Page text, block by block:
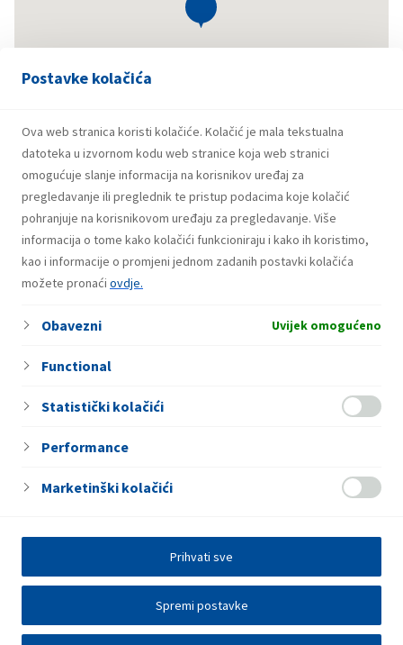
Postavke kolačića
Ova web stranica koristi kolačiće. Kolačić je mala tekstualna
datoteka u izvornom kodu web stranice koja web stranici
omogućuje slanje informacija na korisnikov uređaj za
pregledavanje ili preglednik te pristup podacima koje kolačić
pohranjuje na korisnikovom uređaju za pregledavanje. Više
informacija o tome kako kolačići funkcioniraju i kako ih koristimo,
kao i informacije o promjeni jednom zadanih postavki kolačića
možete pronaći ovdje.
Obavezni Uvijek omogućeno
Functional
Statistički kolačići
Performance
Marketinški kolačići
Spremi postavke
Prihvati sve
Lista maloprodajnih mjesta
BS Uskoplje